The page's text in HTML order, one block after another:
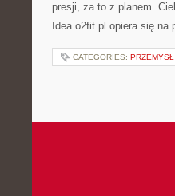
presji, za to z planem.
Idea o2fit.pl opiera się
CATEGORIES: